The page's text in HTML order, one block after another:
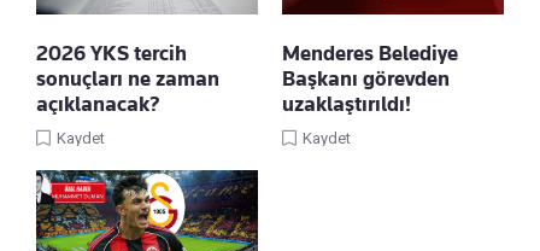
2026 YKS tercih
sonuçları ne zaman
açıklanacak?
Kaydet
Menderes Belediye
Başkanı görevden
uzaklaştırıldı!
Kaydet